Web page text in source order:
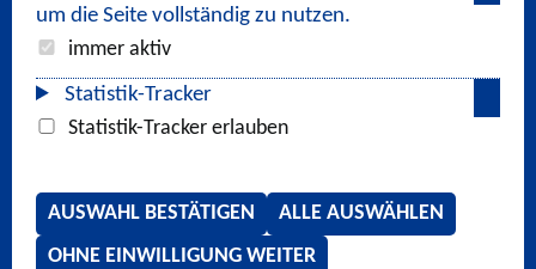
um die Seite vollständig zu nutzen.
immer aktiv
Statistik-Tracker
Statistik-Tracker erlauben
AUSWAHL BESTÄTIGEN
ALLE AUSWÄHLEN
OHNE EINWILLIGUNG WEITER